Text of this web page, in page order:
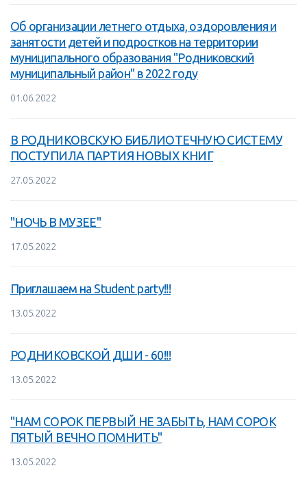
Об организации летнего отдыха, оздоровления и
занятости детей и подростков на территории
муниципального образования "Родниковский
муниципальный район" в 2022 году
01.06.2022
В РОДНИКОВСКУЮ БИБЛИОТЕЧНУЮ СИСТЕМУ
ПОСТУПИЛА ПАРТИЯ НОВЫХ КНИГ
27.05.2022
"НОЧЬ В МУЗЕЕ"
17.05.2022
Приглашаем на Student party!!!
13.05.2022
РОДНИКОВСКОЙ ДШИ - 60!!!
13.05.2022
"НАМ СОРОК ПЕРВЫЙ НЕ ЗАБЫТЬ, НАМ СОРОК
ПЯТЫЙ ВЕЧНО ПОМНИТЬ"
13.05.2022